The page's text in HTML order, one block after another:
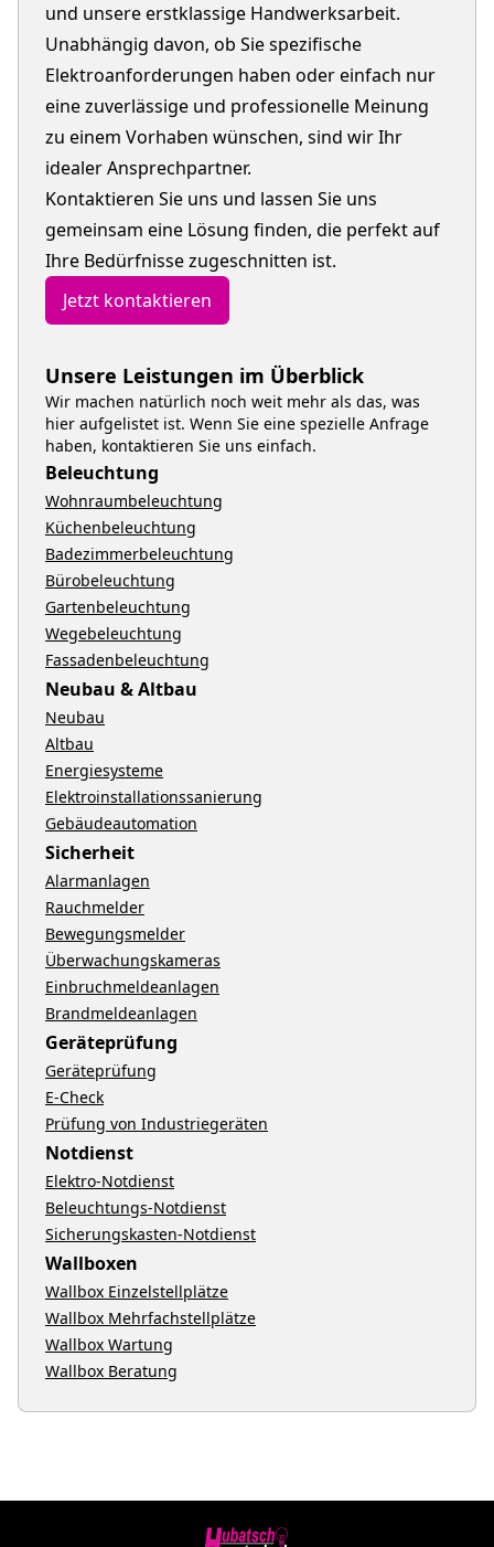
und unsere erstklassige Handwerksarbeit.
Unabhängig davon, ob Sie spezifische
Elektroanforderungen haben oder einfach nur
eine zuverlässige und professionelle Meinung
zu einem Vorhaben wünschen, sind wir Ihr
idealer Ansprechpartner.
Kontaktieren Sie uns und lassen Sie uns
gemeinsam eine Lösung finden, die perfekt auf
Ihre Bedürfnisse zugeschnitten ist.
Jetzt kontaktieren
Unsere Leistungen im Überblick
Wir machen natürlich noch weit mehr als das, was
hier aufgelistet ist. Wenn Sie eine spezielle Anfrage
haben, kontaktieren Sie uns einfach.
Beleuchtung
Wohnraumbeleuchtung
Küchenbeleuchtung
Badezimmerbeleuchtung
Bürobeleuchtung
Gartenbeleuchtung
Wegebeleuchtung
Fassadenbeleuchtung
Neubau & Altbau
Neubau
Altbau
Energiesysteme
Elektroinstallationssanierung
Gebäudeautomation
Sicherheit
Alarmanlagen
Rauchmelder
Bewegungsmelder
Überwachungskameras
Einbruchmeldeanlagen
Brandmeldeanlagen
Geräteprüfung
Geräteprüfung
E-Check
Prüfung von Industriegeräten
Notdienst
Elektro-Notdienst
Beleuchtungs-Notdienst
Sicherungskasten-Notdienst
Wallboxen
Wallbox Einzelstellplätze
Wallbox Mehrfachstellplätze
Wallbox Wartung
Wallbox Beratung